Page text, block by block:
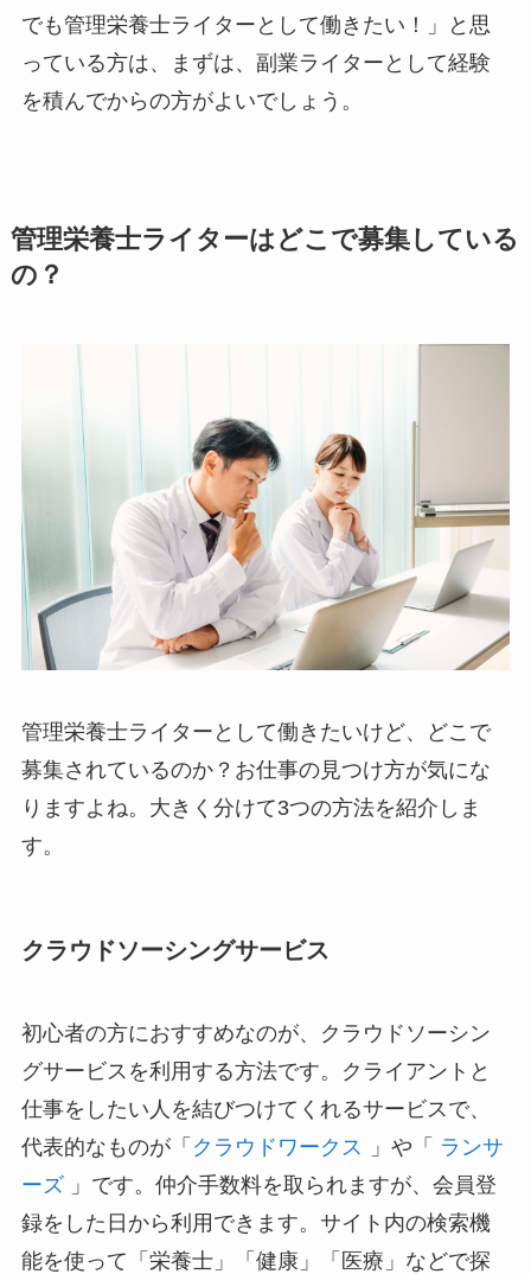
でも管理栄養士ライターとして働きたい！」と思
っている方は、まずは、副業ライターとして経験
を積んでからの方がよいでしょう。
管理栄養士ライターはどこで募集している
の？
管理栄養士ライターとして働きたいけど、どこで
募集されているのか？お仕事の見つけ方が気にな
りますよね。大きく分けて3つの方法を紹介しま
す。
クラウドソーシングサービス
初心者の方におすすめなのが、クラウドソーシン
グサービスを利用する方法です。クライアントと
仕事をしたい人を結びつけてくれるサービスで、
代表的なものが「 クラウドワークス 」や「
ランサ
ーズ」です。仲介手数料を取られますが、会員登
録をした日から利用できます。サイト内の検索機
能を使って「栄養士」「健康」「医療」などで探